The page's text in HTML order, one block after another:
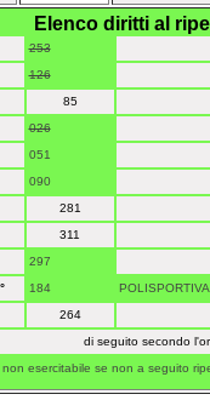
Elenco diritti al
253
126
85
026
051
090
281
311
297
184
264
di seguito secondo
non esercitabile se non a seguito